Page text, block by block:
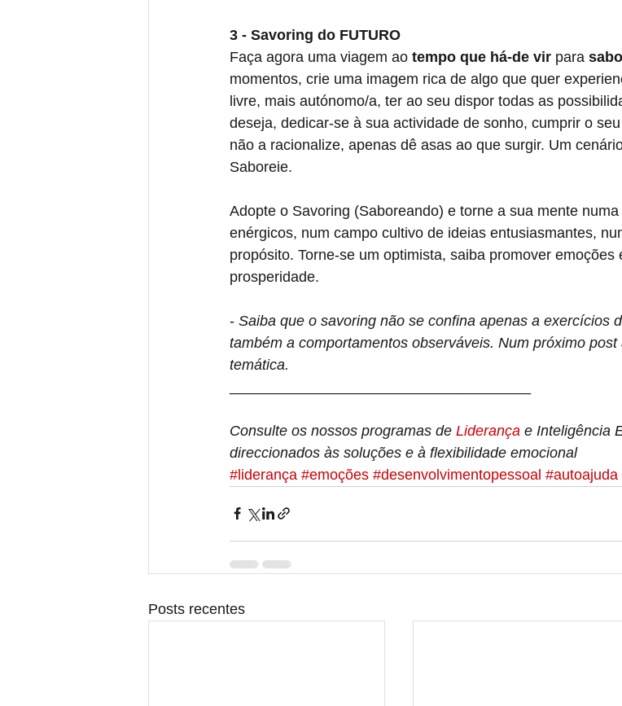
3 - Savoring do FUTURO
Faça agora uma viagem ao tempo que há-de vir para
momentos, crie uma imagem rica de algo que quer
livre, mais autónomo/a, ter ao seu dispor todas as
deseja, dedicar-se à sua actividade de sonho, cumprir o
não a racionalize, apenas dê asas ao que surgir. Um
Saboreie.
Adopte o Savoring (Saboreando) e torne a sua mente
enérgicos, num campo cultivo de ideias entusiasmantes,
propósito. Torne-se um optimista, saiba promover
prosperidade.
- Saiba que o savoring não se confina apenas a exercícios
também a comportamentos observáveis. Num próximo
temática.
Consulte os nossos programas de Liderança e Inteligência
direccionados às soluções e à flexibilidade emocional
#liderança #emoções #desenvolvimentopessoal #autoajuda
Posts recentes